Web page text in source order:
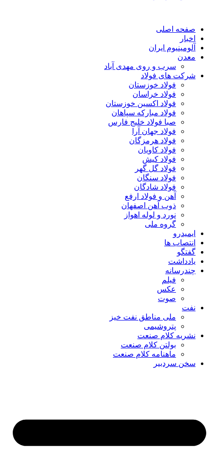
صفحه اصلی
اخبار
آلومینیوم ایران
معدن
سرب و روی مهدی آباد
شرکت های فولاد
فولاد خوزستان
فولاد خراسان
فولاد اکسین خوزستان
فولاد مبارکه سپاهان
صبا فولاد خلیج فارس
فولاد جهان آرا
فولاد هرمزگان
فولاد کاویان
فولاد کیش
فولاد گل گهر
فولاد سنگان
فولاد شادگان
آهن و فولاد ارفع
ذوب آهن اصفهان
نورد و لوله اهواز
گروه ملی
ایمیدرو
انتصاب ها
گفتگو
یادداشت
چندرسانه
فیلم
عکس
صوت
نفت
ملی مناطق نفت خیز
پتروشیمی
نشریه کلام صنعت
بولتن کلام صنعت
ماهنامه کلام صنعت
سخن سردبیر